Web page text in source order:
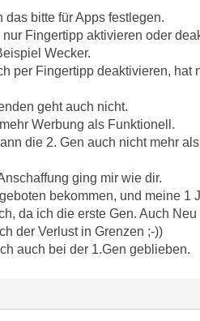
das bitte für Apps festlegen.
nur Fingertipp aktivieren oder
Wecker.
per Fingertipp deaktivieren, hat
geht auch nicht.
Werbung als Funktionell.
die 2. Gen auch nicht mehr
ging mir wie dir.
bekommen, und meine 1
da ich die erste Gen. Auch
der Verlust in Grenzen ;-))
auch bei der 1.Gen geblieben.